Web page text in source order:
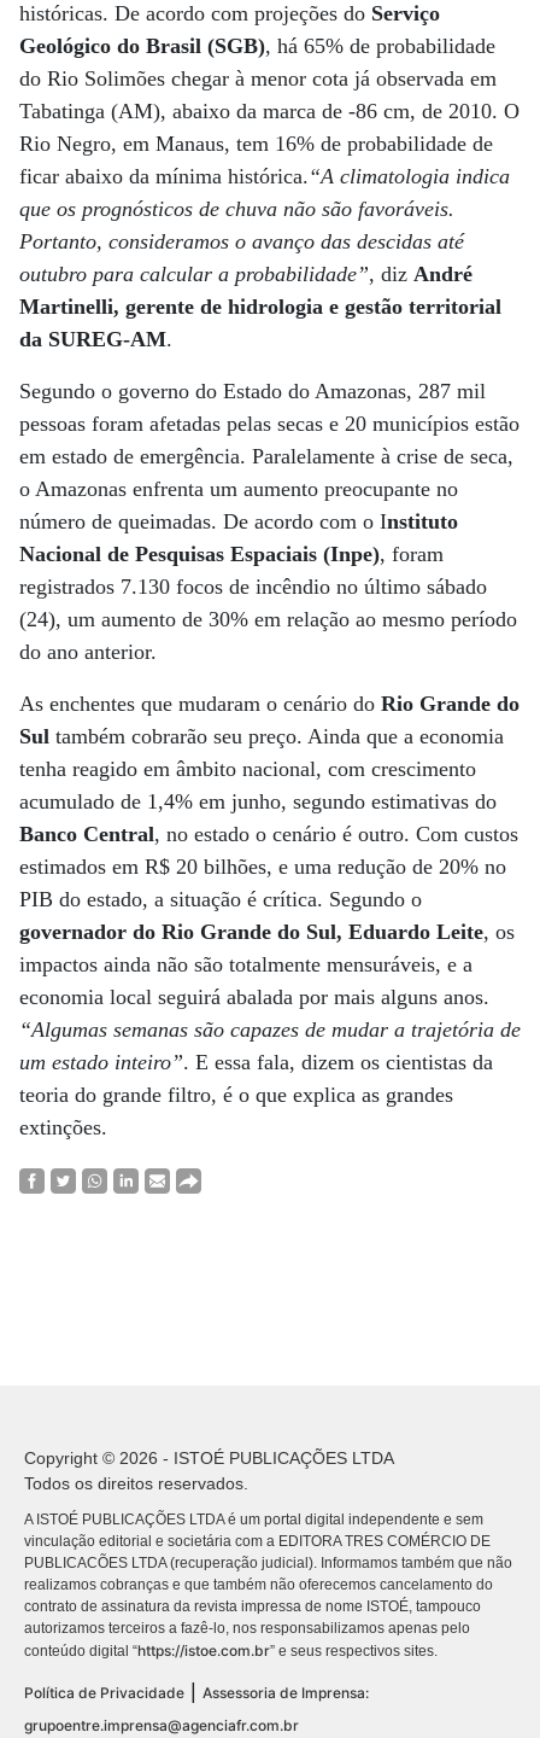
históricas. De acordo com projeções do Serviço
Geológico do Brasil (SGB), há 65% de probabilidade
do Rio Solimões chegar à menor cota já observada em
Tabatinga (AM), abaixo da marca de -86 cm, de 2010. O
Rio Negro, em Manaus, tem 16% de probabilidade de
ficar abaixo da mínima histórica.“A climatologia indica
que os prognósticos de chuva não são favoráveis.
Portanto, consideramos o avanço das descidas até
outubro para calcular a probabilidade”, diz André
Martinelli, gerente de hidrologia e gestão territorial
da SUREG-AM.
Segundo o governo do Estado do Amazonas, 287 mil
pessoas foram afetadas pelas secas e 20 municípios estão
em estado de emergência. Paralelamente à crise de seca,
o Amazonas enfrenta um aumento preocupante no
número de queimadas. De acordo com o Instituto
Nacional de Pesquisas Espaciais (Inpe), foram
registrados 7.130 focos de incêndio no último sábado
(24), um aumento de 30% em relação ao mesmo período
do ano anterior.
As enchentes que mudaram o cenário do Rio Grande do
Sul também cobrarão seu preço. Ainda que a economia
tenha reagido em âmbito nacional, com crescimento
acumulado de 1,4% em junho, segundo estimativas do
Banco Central, no estado o cenário é outro. Com custos
estimados em R$ 20 bilhões, e uma redução de 20% no
PIB do estado, a situação é crítica. Segundo o
governador do Rio Grande do Sul, Eduardo Leite, os
impactos ainda não são totalmente mensuráveis, e a
economia local seguirá abalada por mais alguns anos.
“Algumas semanas são capazes de mudar a trajetória de
um estado inteiro”. E essa fala, dizem os cientistas da
teoria do grande filtro, é o que explica as grandes
extinções.
Copyright © 2026 - ISTOÉ PUBLICAÇÕES LTDA
Todos os direitos reservados.
A ISTOÉ PUBLICAÇÕES LTDA é um portal digital independente e sem
vinculação editorial e societária com a EDITORA TRES COMÉRCIO DE
PUBLICACÕES LTDA (recuperação judicial). Informamos também que não
realizamos cobranças e que também não oferecemos cancelamento do
contrato de assinatura da revista impressa de nome ISTOÉ, tampouco
autorizamos terceiros a fazê-lo, nos responsabilizamos apenas pelo
conteúdo digital “https://istoe.com.br” e seus respectivos sites.
Política de Privacidade
Assessoria de Imprensa:
grupoentre.imprensa@agenciafr.com.br